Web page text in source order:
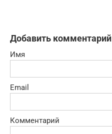
Добавить комментарий
Имя
Email
Комментарий